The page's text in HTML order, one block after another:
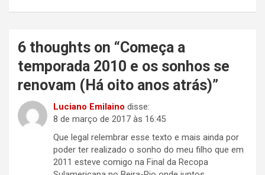
6 thoughts on “Começa a
temporada 2010 e os sonhos se
renovam (Há oito anos atrás)”
Luciano Emilaino disse:
8 de março de 2017 às 16:45
Que legal relembrar esse texto e mais ainda por
poder ter realizado o sonho do meu filho que em
2011 esteve comigo na Final da Recopa